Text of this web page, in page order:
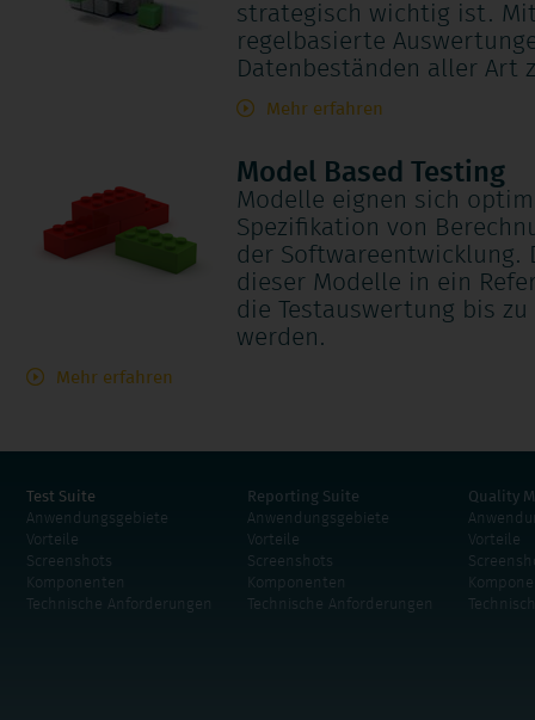
strategisch wichtig ist.
regelbasierte
Datenbeständen aller Art
Mehr erfahren
Model Based Testing
Modelle eignen sich
Spezifikation von
der Softwareentwicklung.
dieser Modelle in ein
die Testauswertung bis
werden.
Mehr erfahren
Test Suite
Anwendungsgebiete
Vorteile
Screenshots
Komponenten
Technische Anforderungen
Reporting Suite
Anwendungsgebiete
Vorteile
Screenshots
Komponenten
Technische Anforderungen
Quality
Vorteile